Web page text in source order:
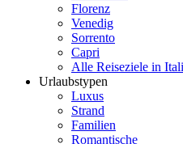
Florenz
Venedig
Sorrento
Capri
Alle Reiseziele in
Urlaubstypen
Luxus
Strand
Familien
Romantische